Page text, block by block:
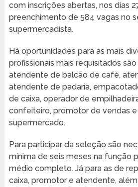
com inscrições abertas, nos dias
preenchimento de 584 vagas no
supermercadista.
Há oportunidades para as mais
profissionais mais requisitados
atendente de balcão de café,
atendente de padaria,
de caixa, operador de
confeiteiro, promotor de vendas
supermercado.
Para participar da seleção são
mínima de seis meses na função
médio completo. Já para as de
caixa, promotor e atendente,